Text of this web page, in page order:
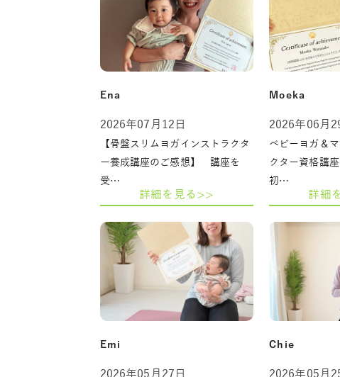
Ena
2026年07月12日
【骨盤スリムヨガインストラクタ
ー養成講座のご感想】 講座を
受…
詳細を見る>>
Moeka
2026年06月
ベビーヨガ＆
クター資格講
初…
詳細
Emi
2026年05月27日
Chie
2026年05月